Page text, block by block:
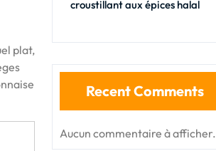
plat,
croustillant aux épices halal
Recent Comments
Aucun commentaire à afficher.